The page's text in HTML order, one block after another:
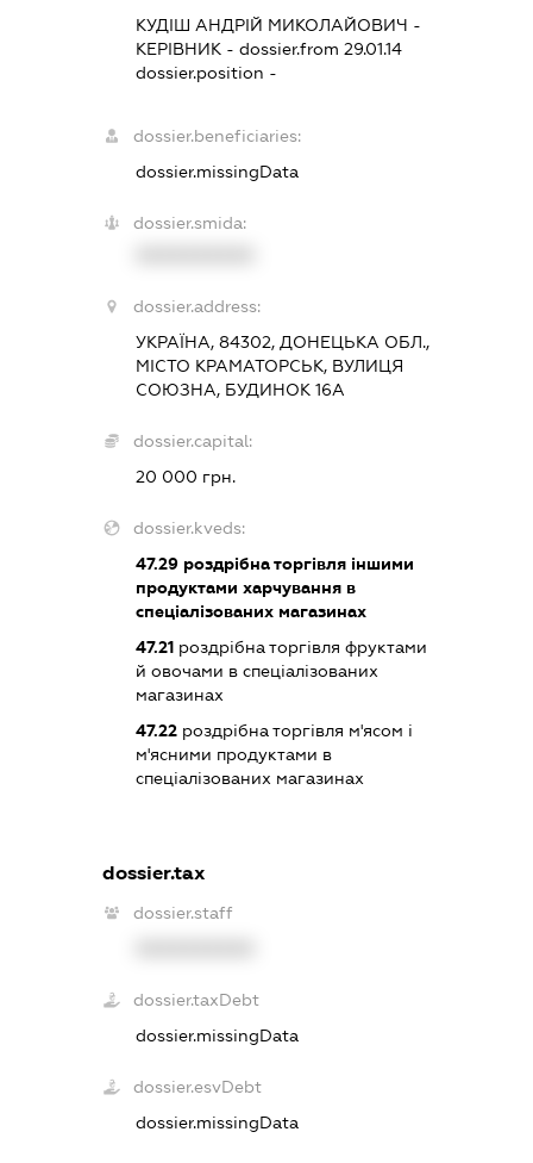
КУДІШ АНДРІЙ МИКОЛАЙОВИЧ -
КЕРІВНИК - dossier.from 29.01.14
dossier.position -
dossier.beneficiaries:
dossier.missingData
dossier.smida:
dossier.address:
УКРАЇНА, 84302, ДОНЕЦЬКА ОБЛ.,
МІСТО КРАМАТОРСЬК, ВУЛИЦЯ
СОЮЗНА, БУДИНОК 16А
dossier.capital:
20 000 грн.
dossier.kveds:
47.29роздрібна торгівля іншими
продуктами харчування в
спеціалізованих магазинах
47.21роздрібна торгівля фруктами
й овочами в спеціалізованих
магазинах
47.22роздрібна торгівля м'ясом і
м'ясними продуктами в
спеціалізованих магазинах
dossier.tax
dossier.staff
dossier.taxDebt
dossier.missingData
dossier.esvDebt
dossier.missingData